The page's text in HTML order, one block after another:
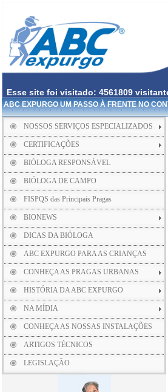
Esse site foi visitado: 4561809
ABC EXPURGO UM PASSO À FRENTE NO
NOSSOS SERVIÇOS ESPECIALIZADOS
CERTIFICAÇÕES
BIÓLOGA RESPONSÁVEL
BIÓLOGA DE CAMPO
FISPQS das Principais Pragas
BIONEWS
DICAS DA BIÓLOGA
ABC EXPURGO PARA AS CRIANÇAS
CONHEÇA AS PRAGAS URBANAS
HISTÓRIA DA ABC EXPURGO
NA MÍDIA
CONHEÇA AS NOSSAS INSTALAÇÕES
ARTIGOS TÉCNICOS
LEGISLAÇÃO